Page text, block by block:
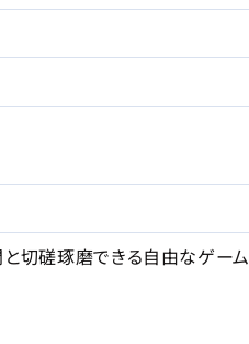
切磋琢磨できる自由なゲーム